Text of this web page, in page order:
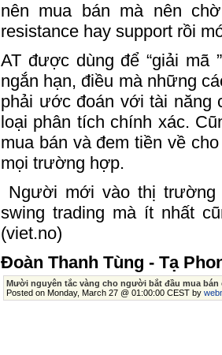
nên mua bán mà nên
resistance hay support rồi
AT được dùng để “giải mã
ngắn hạn, điều mà những
phải ước đoán với tài năng
loại phân tích chính xác.
mua bán và đem tiền về
mọi trường hợp.
Người mới vào thị trường
swing trading mà ít nhất
(viet.no)
Đoàn Thanh Tùng - Tạ
Mười nguyên tắc vàng cho người bắt đầu mua
Posted o­n Monday, March 27 @ 01:00:00 CEST by